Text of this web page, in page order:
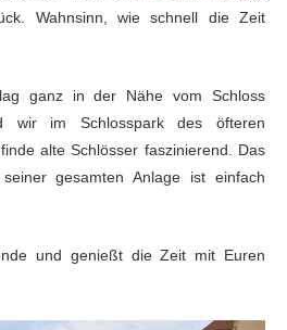
Wahnsinn, wie schnell die Zeit
ganz in der Nähe vom Schloss
wir im Schlosspark des öfteren
alte Schlösser faszinierend. Das
gesamten Anlage ist einfach
und genießt die Zeit mit Euren